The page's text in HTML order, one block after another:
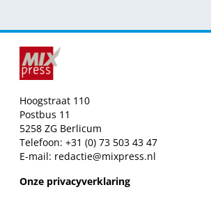
Hoogstraat 110
Postbus 11
5258 ZG Berlicum
Telefoon: +31 (0) 73 503 43 47
E-mail: redactie@mixpress.nl
Onze privacyverklaring